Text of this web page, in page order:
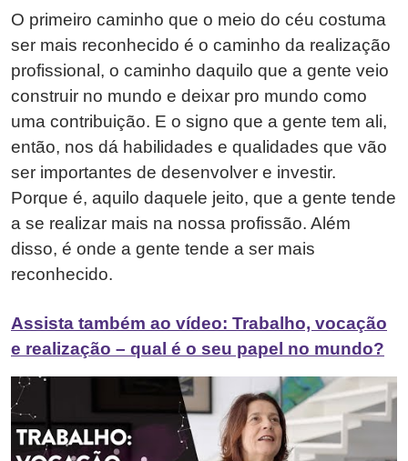
O primeiro caminho que o meio do céu costuma
ser mais reconhecido é o caminho da realização
profissional, o caminho daquilo que a gente veio
construir no mundo e deixar pro mundo como
uma contribuição. E o signo que a gente tem ali,
então, nos dá habilidades e qualidades que vão
ser importantes de desenvolver e investir.
Porque é, aquilo daquele jeito, que a gente tende
a se realizar mais na nossa profissão. Além
disso, é onde a gente tende a ser mais
reconhecido.
Assista também ao vídeo: Trabalho, vocação
e realização – qual é o seu papel no mundo?